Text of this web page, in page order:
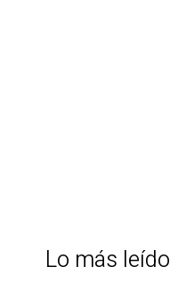
Lo más leído